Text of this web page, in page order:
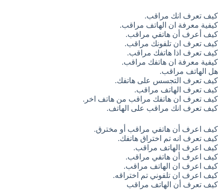
كيف تعرف انك مراقب.
كيفية معرفة ان الهاتف مراقب.
كيف أعرف أن هاتفي مراقب.
كيف تعرف ان تلفونك مراقب.
كيف تعرف اذا هاتفك مراقب.
كيفية معرفة ان هاتفك مراقب.
هل الهاتف مراقب.
كيف تعرف التجسس على هاتفك.
كيف تعرف الهاتف مراقب.
كيف تعرف ان هاتفك مراقب من هاتف اخر.
كيف تعرف انك مراقب على الهاتف.
كيف اعرف أن هاتفي مراقب أو مخترق.
كيف تعرف انه تم اختراق هاتفك.
كيف اعرف الهاتف مراقب.
كيف اعرف أن هاتفي مراقب.
كيف اعرف ان الهاتف مراقب.
كيف اعرف ان تلفوني تم اختراقه.
كيف تعرف أن الهاتف مراقب